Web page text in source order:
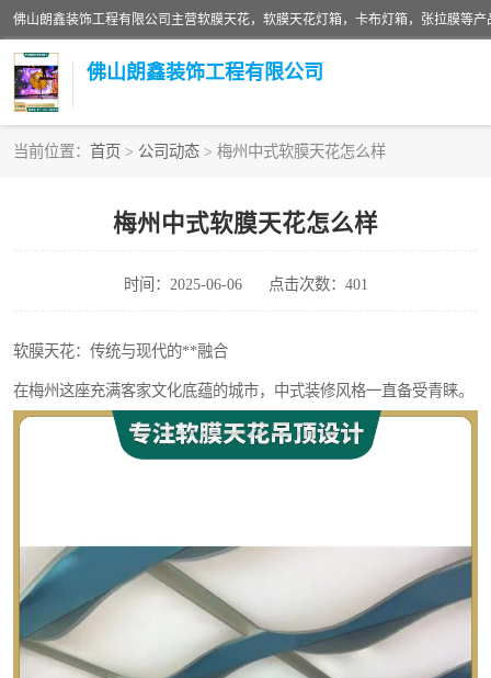
佛山朗鑫装饰工程有限公司
当前位置： 首页 > 公司动态 > 梅州中式软膜天花怎么样
梅州中式软膜天花怎么样
时间：2025-06-06 点击次数：401
软膜天花：传统与现代的**融合
在梅州这座充满客家文化底蕴的城市，中式装修风格一直备受青睐。